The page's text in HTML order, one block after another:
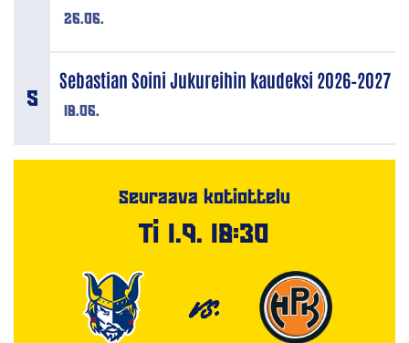
26.06.
18.06.
Sebastian Soini Jukureihin kaudeksi 2026–2027
Seuraava kotiottelu
Ti 1.9. 18:30
VS.